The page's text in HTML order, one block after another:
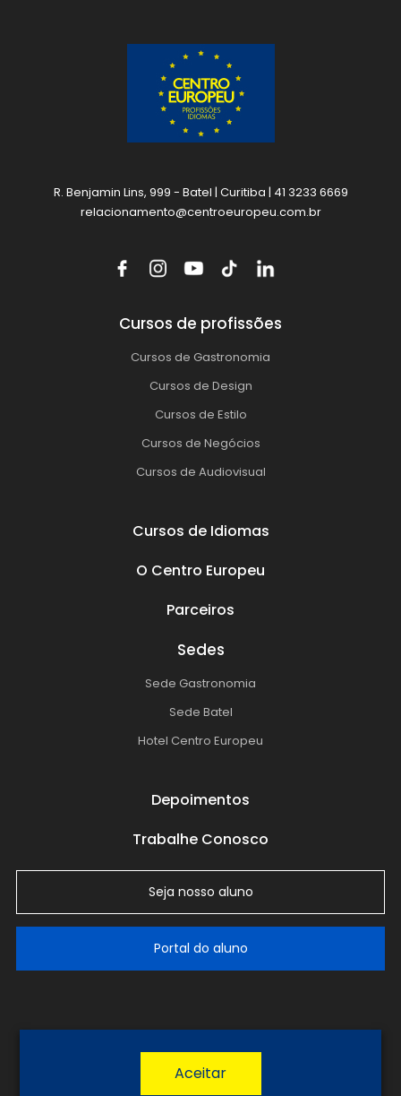
R. Benjamin Lins, 999 - Batel | Curitiba | 41 3233 6669
relacionamento@centroeuropeu.com.br
Cursos de profissões
Cursos de Gastronomia
Cursos de Design
Cursos de Estilo
Cursos de Negócios
Cursos de Audiovisual
Cursos de Idiomas
O Centro Europeu
Parceiros
Sedes
Sede Gastronomia
Sede Batel
Hotel Centro Europeu
Depoimentos
Trabalhe Conosco
Seja nosso aluno
Portal do aluno
Política de Privacidade